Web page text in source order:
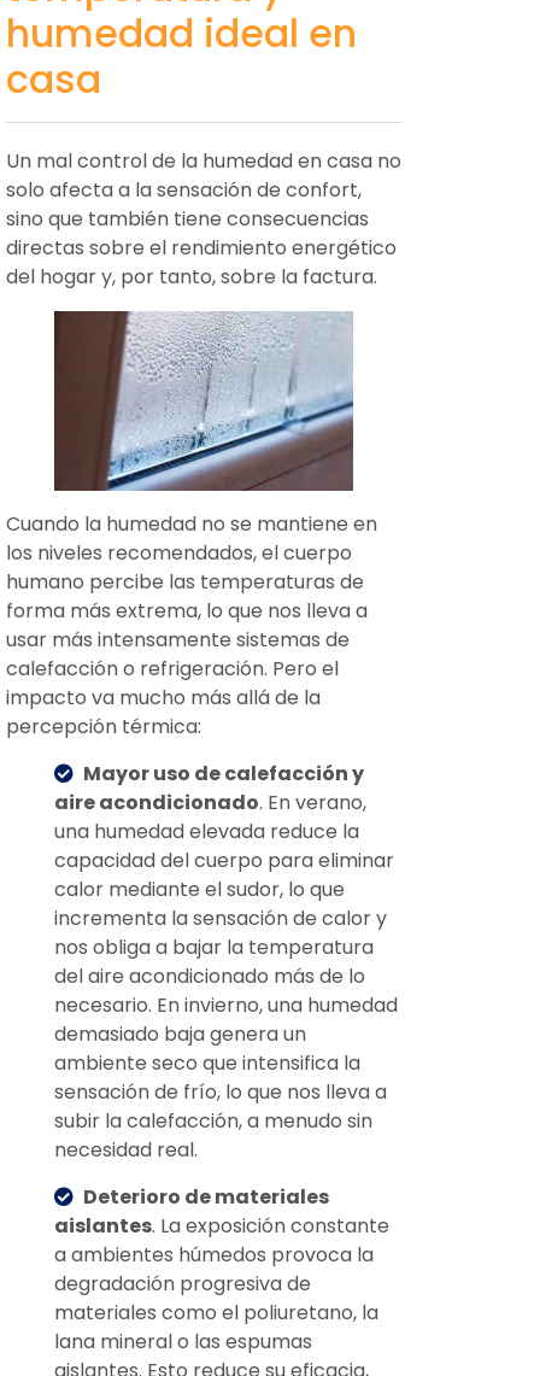
humedad ideal en
casa
Un mal control de la humedad en casa no
solo afecta a la sensación de confort,
sino que también tiene consecuencias
directas sobre el rendimiento energético
del hogar y, por tanto, sobre la factura.
Cuando la humedad no se mantiene en
los niveles recomendados, el cuerpo
humano percibe las temperaturas de
forma más extrema, lo que nos lleva a
usar más intensamente sistemas de
calefacción o refrigeración. Pero el
impacto va mucho más allá de la
percepción térmica:
Mayor uso de calefacción y
aire acondicionado. En verano,
una humedad elevada reduce la
capacidad del cuerpo para eliminar
calor mediante el sudor, lo que
incrementa la sensación de calor y
nos obliga a bajar la temperatura
del aire acondicionado más de lo
necesario. En invierno, una humedad
demasiado baja genera un
ambiente seco que intensifica la
sensación de frío, lo que nos lleva a
subir la calefacción, a menudo sin
necesidad real.
Deterioro de materiales
aislantes. La exposición constante
a ambientes húmedos provoca la
degradación progresiva de
materiales como el poliuretano, la
lana mineral o las espumas